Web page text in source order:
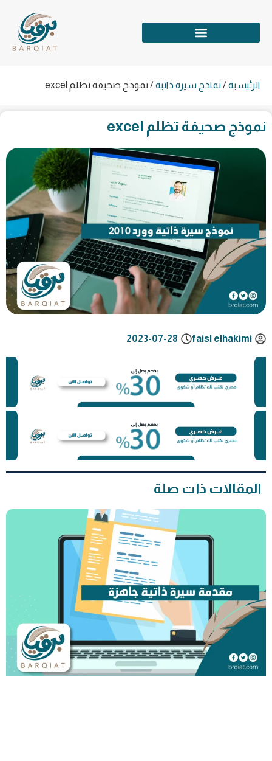
الرئيسية/نماذج سيرة ذاتية/ نموذج صحيفة تظلم excel
نموذج صحيفة تظلم excel
faisl elhakimi
2023-07-28
المقالات ذات صلة